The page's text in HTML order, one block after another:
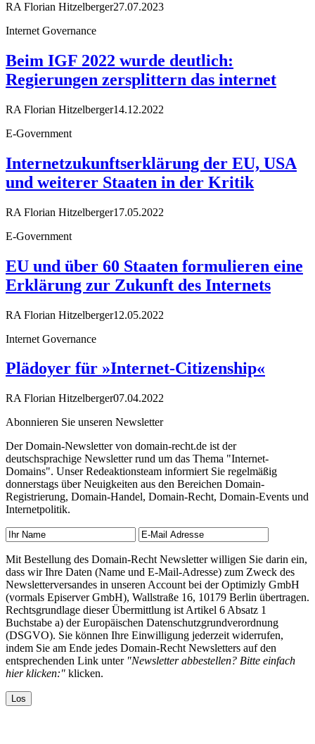
RA Florian Hitzelberger27.07.2023
Internet Governance
Beim IGF 2022 wurde deutlich:
Regierungen zersplittern das internet
RA Florian Hitzelberger14.12.2022
E-Government
Internetzukunftserklärung der EU, USA
und weiterer Staaten in der Kritik
RA Florian Hitzelberger17.05.2022
E-Government
EU und über 60 Staaten formulieren eine
Erklärung zur Zukunft des Internets
RA Florian Hitzelberger12.05.2022
Internet Governance
Plädoyer für »Internet-Citizenship«
RA Florian Hitzelberger07.04.2022
Abonnieren Sie unseren Newsletter
Der Domain-Newsletter von domain-recht.de ist der
deutschsprachige Newsletter rund um das Thema "Internet-
Domains". Unser Redeaktionsteam informiert Sie regelmäßig
donnerstags über Neuigkeiten aus den Bereichen Domain-
Registrierung, Domain-Handel, Domain-Recht, Domain-Events und
Internetpolitik.
Mit Bestellung des Domain-Recht Newsletter willigen Sie darin ein,
dass wir Ihre Daten (Name und E-Mail-Adresse) zum Zweck des
Newsletterversandes in unseren Account bei der Optimizly GmbH
(vormals Episerver GmbH), Wallstraße 16, 10179 Berlin übertragen.
Rechtsgrundlage dieser Übermittlung ist Artikel 6 Absatz 1
Buchstabe a) der Europäischen Datenschutzgrundverordnung
(DSGVO). Sie können Ihre Einwilligung jederzeit widerrufen,
indem Sie am Ende jedes Domain-Recht Newsletters auf den
entsprechenden Link unter "Newsletter abbestellen? Bitte einfach
hier klicken:" klicken.